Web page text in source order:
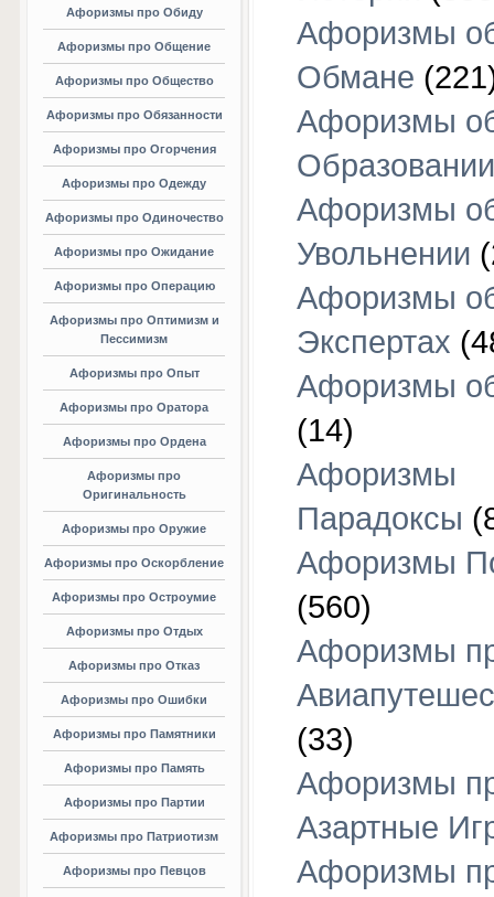
Афоризмы про Обиду
Афоризмы про Общение
Афоризмы про Общество
Афоризмы про Обязанности
Афоризмы про Огорчения
Афоризмы про Одежду
Афоризмы про Одиночество
Афоризмы про Ожидание
Афоризмы про Операцию
Афоризмы про Оптимизм и
Пессимизм
Афоризмы про Опыт
Афоризмы про Оратора
Афоризмы про Ордена
Афоризмы про
Оригинальность
Афоризмы про Оружие
Афоризмы про Оскорбление
Афоризмы про Остроумие
Афоризмы про Отдых
Афоризмы про Отказ
Афоризмы про Ошибки
Афоризмы про Памятники
Афоризмы про Память
Афоризмы про Партии
Афоризмы про Патриотизм
Афоризмы про Певцов
Афоризмы
Обмане
Афоризмы
Образовании
Афоризмы
Увольнении
Афоризмы
Экспертах
Афоризмы
(14)
Афоризмы
Парадоксы
Афоризмы
(560)
Афоризмы
(33)
Афоризмы
Азартные
Афоризмы